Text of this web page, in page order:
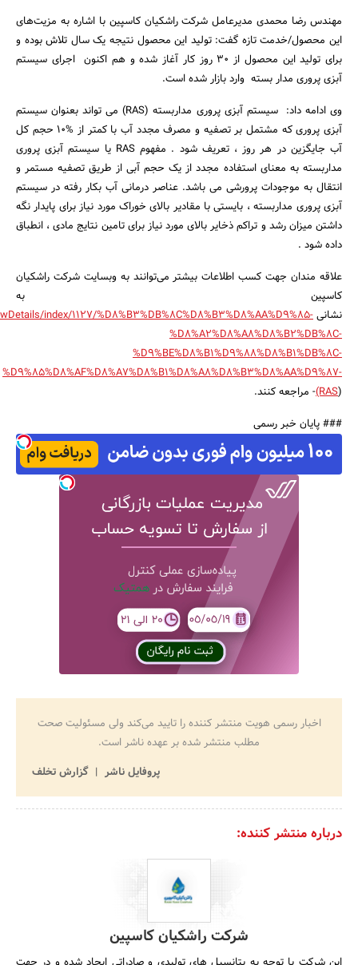
جستجو
مهندس رضا محمدی مدیرعامل شرکت راشکیان کاسپین با اشاره به مزیت‌های
این محصول/خدمت تازه گفت: تولید این محصول نتیجه یک سال تلاش بوده و
برای تولید این محصول از 30 روز کار آغاز شده و هم اکنون اجرای سیستم
آبزی پروری مدار بسته وارد بازار شده است.
وی ادامه داد: سیستم آبزی پروری مداربسته (RAS) می تواند بعنوان سیستم
آبزی پروری که مشتمل بر تصفیه و مصرف مجدد آب با کمتر از %10 حجم کل
آب جایگزین در هر روز ، تعریف شود . مفهوم RAS یا سیستم آبزی پروری
مداربسته به معنای استفاده مجدد از یک حجم آبی از طریق تصفیه مستمر و
انتقال به موجودات پرورشی می باشد. عناصر درمانی آب بکار رفته در سیستم
آبزی پروری مداربسته ، بایستی با مقادیر بالای خوراک مورد نیاز برای پایدار نگه
داشتن میزان رشد و تراکم ذخایر بالای مورد نیاز برای تامین نتایج مادی ، انطباق
داده شود .
علاقه مندان جهت کسب اطلاعات بیشتر می‌توانند به وبسایت شرکت راشکیان
کاسپین به
نشانیindex/1127/%D8%B3%DB%8C%D8%B3%D8%AA%D9%85-
%D8%A2%D8%A8%D8%B2%DB%8C-
%D9%BE%D8%B1%D9%88%D8%B1%DB%8C-
%D9%85%D8%AF%D8%A7%D8%B1%D8%A8%D8%B3%D8%AA%D9%87-
(RAS)- مراجعه کنند.
### پایان خبر رسمی
اخبار رسمی هویت منتشر کننده را تایید می‌کند ولی مسئولیت صحت
مطلب منتشر شده بر عهده ناشر است.
پروفایل ناشر
گزارش تخلف
درباره منتشر کننده:
شرکت راشکیان کاسپین